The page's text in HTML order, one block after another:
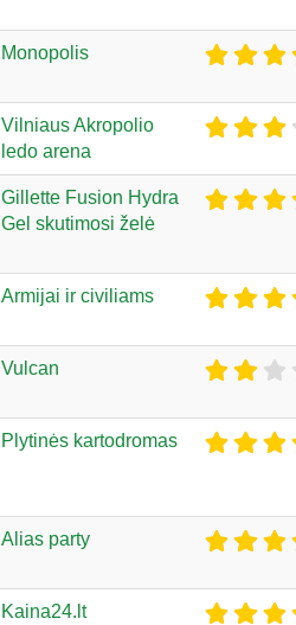
Monopolis
Vilniaus Akropolio
ledo arena
Gillette Fusion Hydra
Gel skutimosi želė
Armijai ir civiliams
Vulcan
Plytinės kartodromas
Alias party
Kaina24.lt